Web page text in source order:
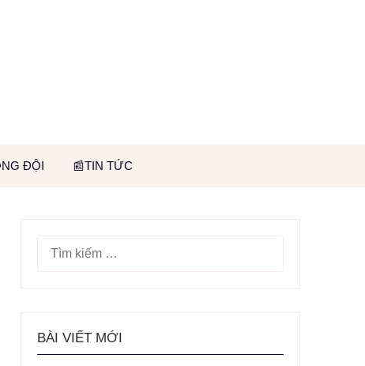
ĐỘI 📰TIN TỨC
BÀI VIẾT MỚI